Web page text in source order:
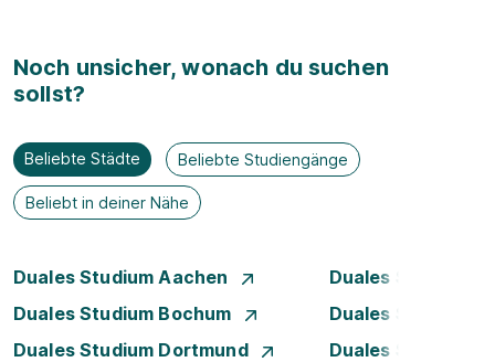
Noch unsicher, wonach du suchen
sollst?
Beliebte Städte Beliebte Studiengänge
Beliebt in deiner Nähe
Duales Studium Aachen
Duales Studium
Duales Studium Bochum
Duales Studium
Duales Studium Dortmund
Duales Studium